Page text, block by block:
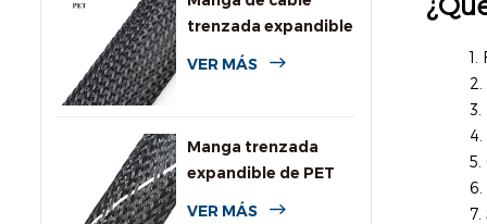
trenzada expandible
de PET de uso
VER MÁS
Manga trenzada
expandible de PET
de alta resistencia a
VER MÁS
1.
3.
4.
5.
6.
7.